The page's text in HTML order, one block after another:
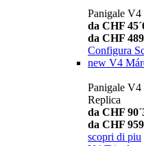
Panigale V4
da CHF
da CHF
Configura
new V4
Panigale
Replica
da CHF
da CHF
scopri di piu